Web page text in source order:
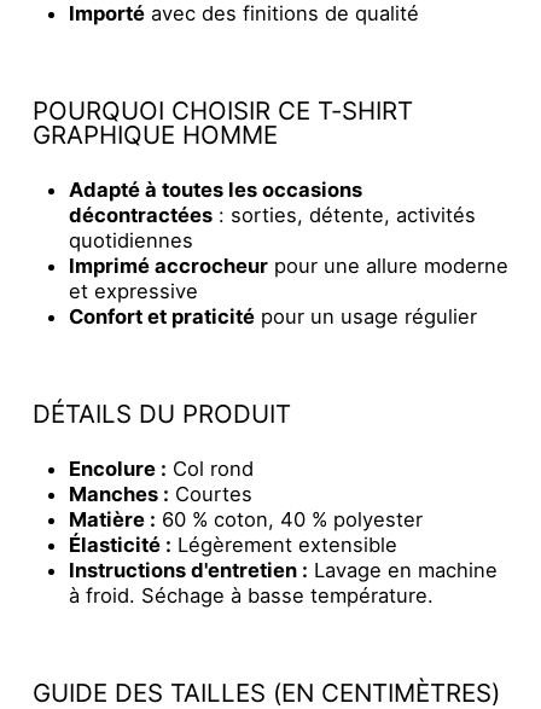
Importé avec des finitions de qualité
POURQUOI CHOISIR CE T-SHIRT
GRAPHIQUE HOMME
Adapté à toutes les occasions
décontractées : sorties, détente, activités
quotidiennes
Imprimé accrocheur pour une allure moderne
et expressive
Confort et praticité pour un usage régulier
DÉTAILS DU PRODUIT
Encolure : Col rond
Manches : Courtes
Matière : 60 % coton, 40 % polyester
Élasticité : Légèrement extensible
Instructions d'entretien : Lavage en machine
à froid. Séchage à basse température.
GUIDE DES TAILLES (EN CENTIMÈTRES)